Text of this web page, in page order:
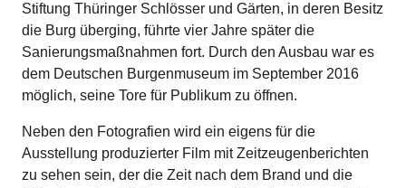
Stiftung Thüringer Schlösser und Gärten, in deren Besitz
die Burg überging, führte vier Jahre später die
Sanierungsmaßnahmen fort. Durch den Ausbau war es
dem Deutschen Burgenmuseum im September 2016
möglich, seine Tore für Publikum zu öffnen.
Neben den Fotografien wird ein eigens für die
Ausstellung produzierter Film mit Zeitzeugenberichten
zu sehen sein, der die Zeit nach dem Brand und die